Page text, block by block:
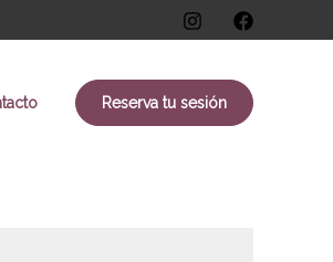
Reserva tu sesión